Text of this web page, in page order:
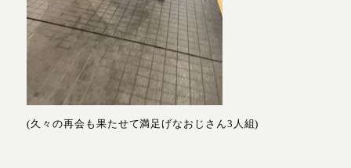
(久々の再会も果たせて満足げなおじさん3人組)